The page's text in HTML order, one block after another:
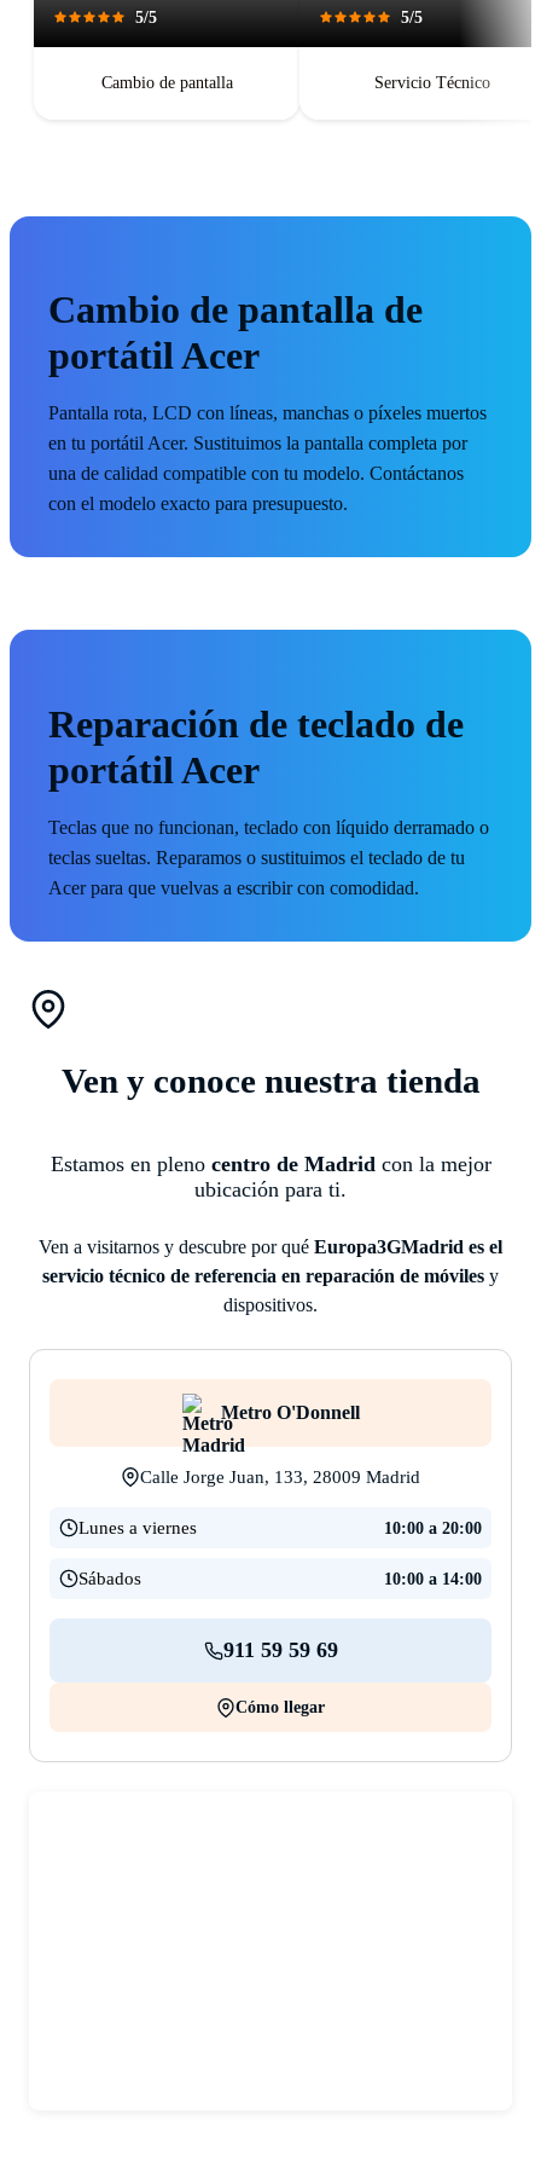
salí con un teléfono que
parecía recién salido de caja.
Pantalla perfecta, respuesta
táctil impecable, batería con
autonomía renovada.
5/5
Cambio de pantalla
5/5
Servicio Técnico
Cambio de pantalla de
portátil Acer
Pantalla rota, LCD con líneas, manchas o píxeles muertos
en tu portátil Acer. Sustituimos la pantalla completa por
una de calidad compatible con tu modelo. Contáctanos
con el modelo exacto para presupuesto.
Reparación de teclado de
portátil Acer
Teclas que no funcionan, teclado con líquido derramado o
teclas sueltas. Reparamos o sustituimos el teclado de tu
Acer para que vuelvas a escribir con comodidad.
Ven y conoce nuestra tienda
Estamos en pleno centro de Madrid con la mejor
ubicación para ti.
Ven a visitarnos y descubre por qué Europa3GMadrid es el
servicio técnico de referencia en reparación de móviles y
dispositivos.
Metro O'Donnell
Calle Jorge Juan, 133, 28009 Madrid
Lunes a viernes 10:00 a 20:00
Sábados 10:00 a 14:00
911 59 59 69
Cómo llegar